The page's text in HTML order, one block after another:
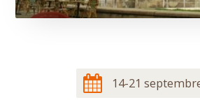
14-21